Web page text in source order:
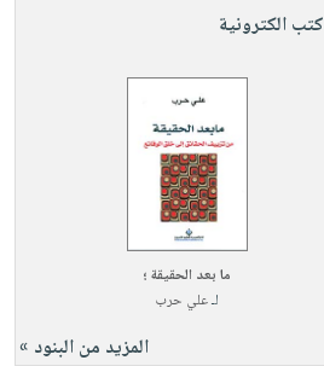
كتب الكترونية
ما بعد الحقيقة ؛
لـعلي حرب
المزيد من البنود »